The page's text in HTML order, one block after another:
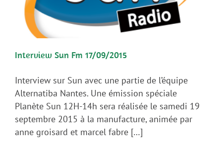
Interview Sun Fm 17/09/2015
Interview sur Sun avec une partie de l’équipe
Alternatiba Nantes. Une émission spéciale
Planète Sun 12H-14h sera réalisée le samedi 19
septembre 2015 à la manufacture, animée par
anne groisard et marcel fabre […]